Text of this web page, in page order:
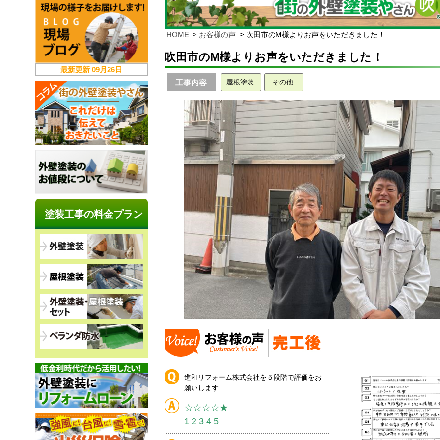
HOME お客様の声 吹田市のM様よりお声をいただきました！
吹田市のM様よりお声をいただきました！
工事内容 屋根塗装 その他
進和リフォーム株式会社を５段階で評価をお
願いします
☆☆☆☆★
1 2 3 4 5
最新更新09月26日
塗装工事の料金プラン